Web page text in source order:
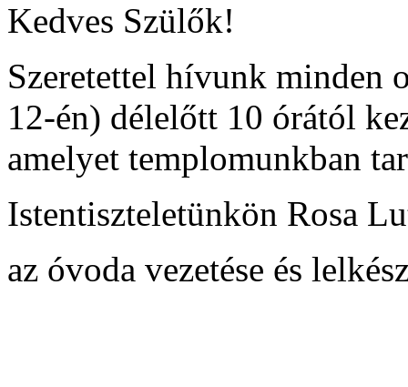
Kedves Szülők!
Szeretettel hívunk minden
12-én) délelőtt 10 órától
amelyet templomunkban
Istentiszteletünkön Rosa
az óvoda vezetése és